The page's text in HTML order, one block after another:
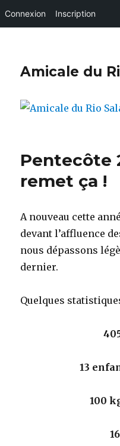
Connexion Inscription
Amicale du
Pentecôte
remet ça !
A nouveau cette
devant l’affluence
nous dépassons
dernier.
Quelques
13
100